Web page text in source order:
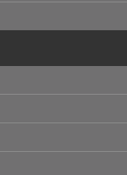
情報を使用して
症例研究のため